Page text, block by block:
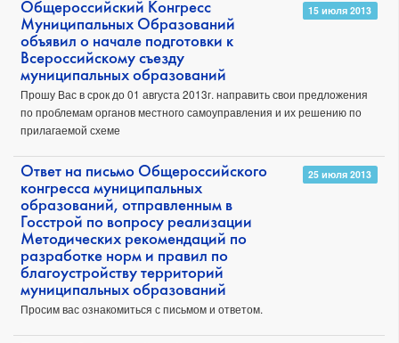
Общероссийский Конгресс
Муниципальных Образований
объявил о начале подготовки к
Всероссийскому съезду
муниципальных образований
15 июля 2013
Прошу Вас в срок до 01 августа 2013г. направить свои предложения
по проблемам органов местного самоуправления и их решению по
прилагаемой схеме
Ответ на письмо Общероссийского
конгресса муниципальных
образований, отправленным в
Госстрой по вопросу реализации
Методических рекомендаций по
разработке норм и правил по
благоустройству территорий
муниципальных образований
25 июля 2013
Просим вас ознакомиться с письмом и ответом.